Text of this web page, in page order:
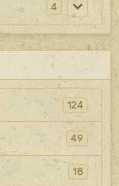
4
124
49
18